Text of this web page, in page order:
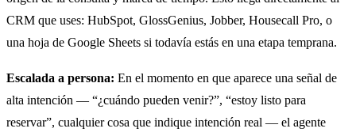
CRM que uses: HubSpot, GlossGenius, Jobber, Housecall Pro, o
una hoja de Google Sheets si todavía estás en una etapa temprana.
Escalada a persona: En el momento en que aparece una señal de
alta intención — “¿cuándo pueden venir?”, “estoy listo para
reservar”, cualquier cosa que indique intención real — el agente